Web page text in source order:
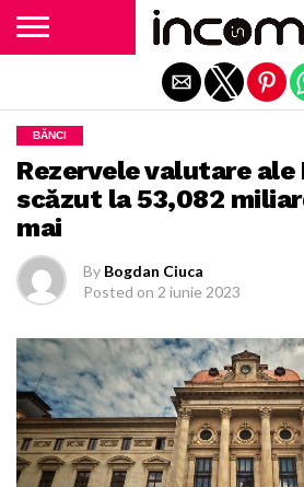
BĂNCI
Rezervele valutare ale
scăzut la 53,082
mai
By Bogdan Ciuca
Posted on 2 iunie 2023
Exit mobile